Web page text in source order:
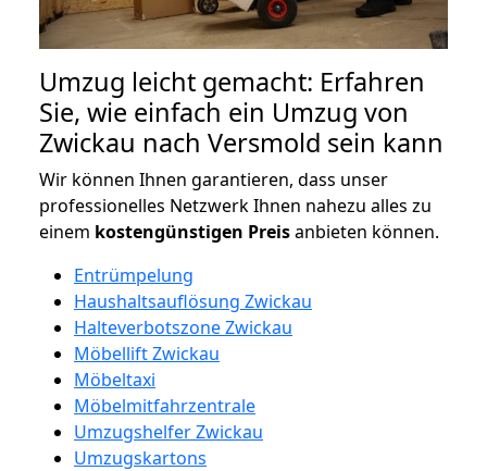
Umzug leicht gemacht: Erfahren
Sie, wie einfach ein Umzug von
Zwickau nach Versmold sein kann
Wir können Ihnen garantieren, dass unser
professionelles Netzwerk Ihnen nahezu alles zu
einem kostengünstigen Preisanbieten können.
Entrümpelung
Haushaltsauflösung Zwickau
Halteverbotszone Zwickau
Möbellift Zwickau
Möbeltaxi
Möbelmitfahrzentrale
Umzugshelfer Zwickau
Umzugskartons